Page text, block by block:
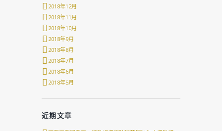
2018年12月
2018年11月
2018年10月
2018年9月
2018年8月
2018年7月
2018年6月
2018年5月
近期文章